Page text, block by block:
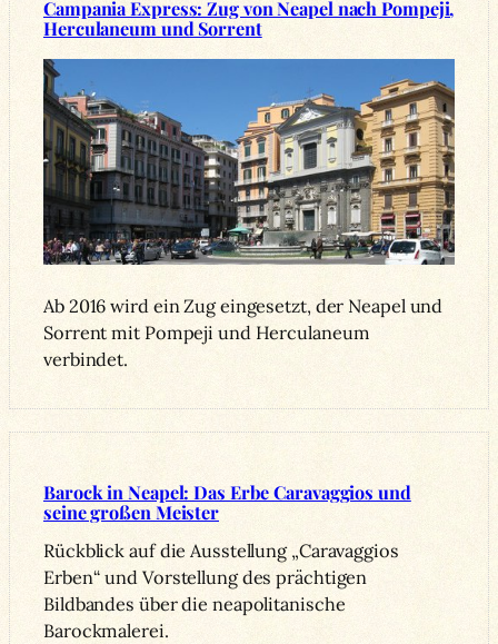
Campania Express: Zug von Neapel nach Pompeji,
Herculaneum und Sorrent
Ab 2016 wird ein Zug eingesetzt, der Neapel und
Sorrent mit Pompeji und Herculaneum
verbindet.
Barock in Neapel: Das Erbe Caravaggios und
seine großen Meister
Rückblick auf die Ausstellung „Caravaggios
Erben“ und Vorstellung des prächtigen
Bildbandes über die neapolitanische
Barockmalerei.